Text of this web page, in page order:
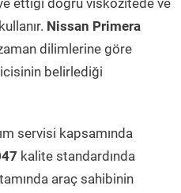
ettiği doğru viskozitede ve
Nissan Primera
dilimlerine göre
belirlediği
servisi kapsamında
kalite standardında
araç sahibinin